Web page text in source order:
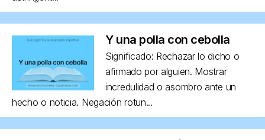
Y una polla con cebolla
Significado: Rechazar lo dicho o
afirmado por alguien. Mostrar
incredulidad o asombro ante un
hecho o noticia. Negación rotun...